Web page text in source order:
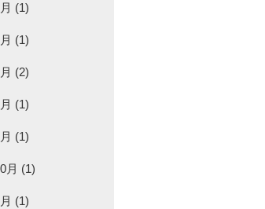
(1)
(1)
(2)
(1)
(1)
月 (1)
(1)